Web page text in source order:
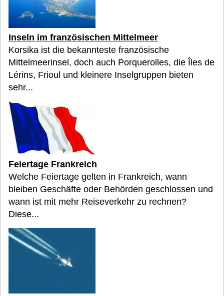
Inseln im französischen Mittelmeer
Korsika ist die bekannteste französische
Mittelmeerinsel, doch auch Porquerolles, die Îles de
Lérins, Frioul und kleinere Inselgruppen bieten
sehr...
Feiertage Frankreich
Welche Feiertage gelten in Frankreich, wann
bleiben Geschäfte oder Behörden geschlossen und
wann ist mit mehr Reiseverkehr zu rechnen?
Diese...